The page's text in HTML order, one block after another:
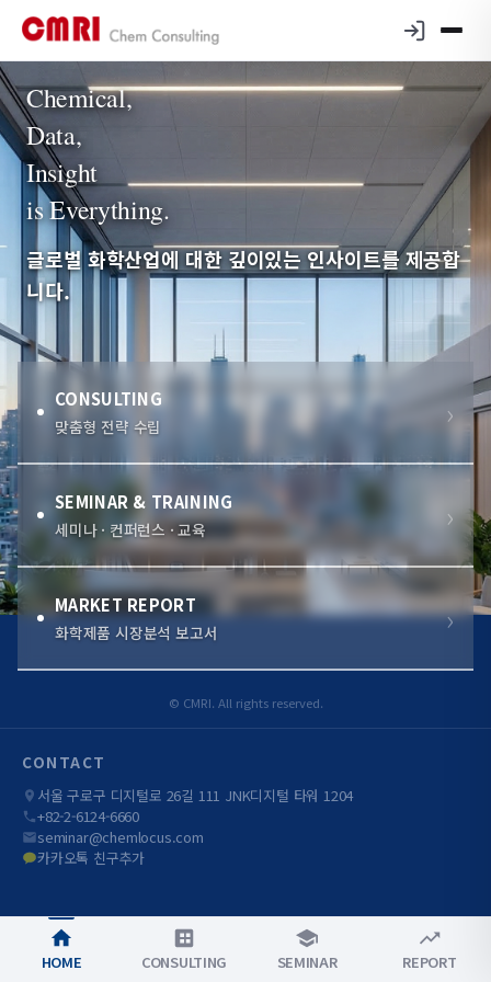
HOME CONSULTING SEMINAR REPORT
Chemical,
Data,
Insight
is Everything.
글로벌 화학산업에 대한 깊이있는 인사이트를 제공합
니다.
CONSULTING
맞춤형 전략 수립
SEMINAR & TRAINING
세미나 · 컨퍼런스 · 교육
MARKET REPORT
화학제품 시장분석 보고서
© CMRI. All rights reserved.
CONTACT
서울 구로구 디지털로 26길 111 JNK디지털 타워 1204
+82-2-6124-6660
seminar@chemlocus.com
카카오톡 친구추가